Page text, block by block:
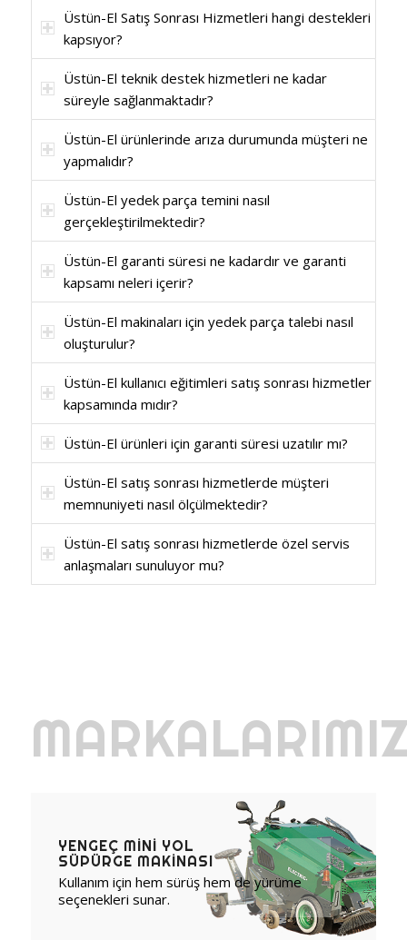
Üstün-El Satış Sonrası Hizmetleri hangi destekleri
kapsıyor?
Üstün-El teknik destek hizmetleri ne kadar
süreyle sağlanmaktadır?
Üstün-El ürünlerinde arıza durumunda müşteri ne
yapmalıdır?
Üstün-El yedek parça temini nasıl
gerçekleştirilmektedir?
Üstün-El garanti süresi ne kadardır ve garanti
kapsamı neleri içerir?
Üstün-El makinaları için yedek parça talebi nasıl
oluşturulur?
Üstün-El kullanıcı eğitimleri satış sonrası hizmetler
kapsamında mıdır?
Üstün-El ürünleri için garanti süresi uzatılır mı?
Üstün-El satış sonrası hizmetlerde müşteri
memnuniyeti nasıl ölçülmektedir?
Üstün-El satış sonrası hizmetlerde özel servis
anlaşmaları sunuluyor mu?
YENGEÇ MINI YOL
SÜPÜRGE MAKINASI
Kullanım için hem sürüş hem de yürüme
seçenekleri sunar.